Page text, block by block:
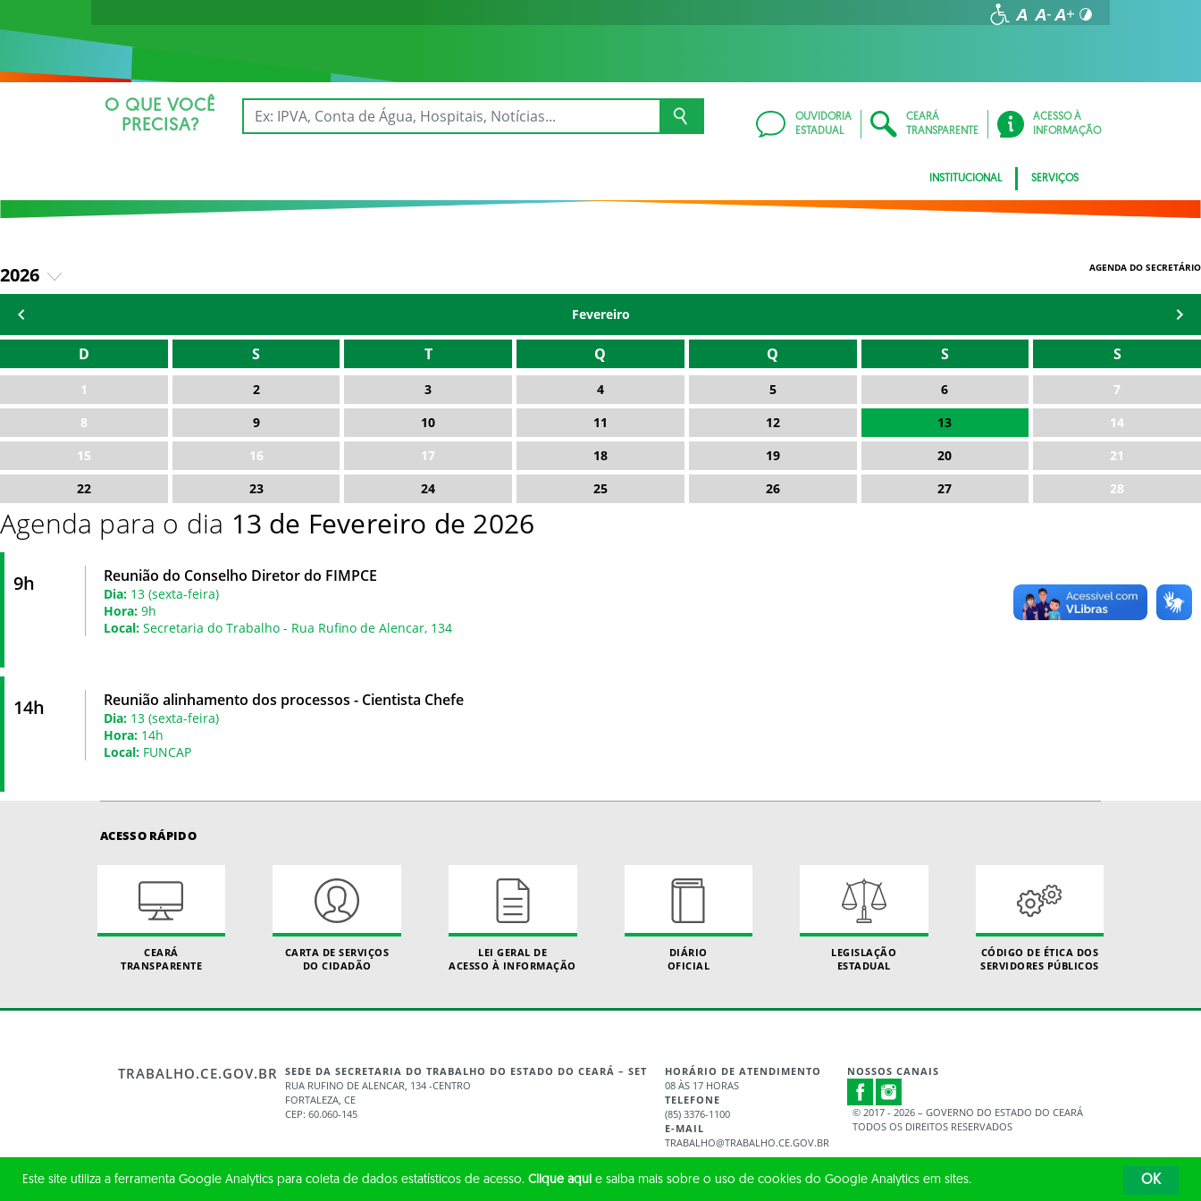
O QUE VOCÊ
PRECISA?
OUVIDORIA
ESTADUAL
CEARÁ
TRANSPARENTE
ACESSO À
INFORMAÇÃO
INSTITUCIONAL SERVIÇOS
2026
2025
AGENDA DO SECRETÁRIO
Fevereiro
D S T Q Q S S
1 2 3 4 5 6
7
8
9 10 11 12 13
14
15
16 17 18 19 20
21
22
23 24 25 26 27 28
Agenda para o dia 13 de Fevereiro de 2026
9h Reunião do Conselho Diretor do FIMPCE
Dia: 13 (sexta-feira)
Hora: 9h
Local: Secretaria do Trabalho - Rua Rufino de Alencar, 134
14h Reunião alinhamento dos processos - Cientista Chefe
Dia: 13 (sexta-feira)
Hora: 14h
Local: FUNCAP
ACESSO RÁPIDO
CEARÁ
TRANSPARENTE
CARTA DE SERVIÇOS
DO CIDADÃO
LEI GERAL DE
ACESSO À INFORMAÇÃO
DIÁRIO
OFICIAL
LEGISLAÇÃO
ESTADUAL
CÓDIGO DE ÉTICA DOS
SERVIDORES PÚBLICOS
TRABALHO.CE.GOV.BR SEDE DA SECRETARIA DO TRABALHO DO ESTADO DO CEARÁ – SET
RUA RUFINO DE ALENCAR, 134 -CENTRO
FORTALEZA, CE
CEP: 60.060-145
HORÁRIO DE ATENDIMENTO
08 ÀS 17 HORAS
TELEFONE
(85) 3376-1100
E-MAIL
TRABALHO@TRABALHO.CE.GOV.BR
NOSSOS CANAIS
© 2017 - 2026 – GOVERNO DO ESTADO DO CEARÁ
TODOS OS DIREITOS RESERVADOS
Este site utiliza a ferramenta Google Analytics para coleta de dados estatísticos de acesso. Clique aqui e saiba mais sobre o uso de cookies do Google Analytics em sites. OK